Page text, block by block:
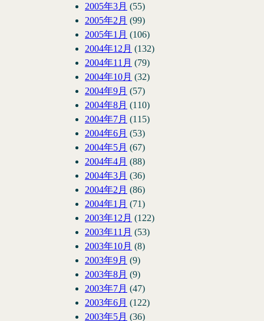
2005年3月 (55)
2005年2月 (99)
2005年1月 (106)
2004年12月 (132)
2004年11月 (79)
2004年10月 (32)
2004年9月 (57)
2004年8月 (110)
2004年7月 (115)
2004年6月 (53)
2004年5月 (67)
2004年4月 (88)
2004年3月 (36)
2004年2月 (86)
2004年1月 (71)
2003年12月 (122)
2003年11月 (53)
2003年10月 (8)
2003年9月 (9)
2003年8月 (9)
2003年7月 (47)
2003年6月 (122)
2003年5月 (36)